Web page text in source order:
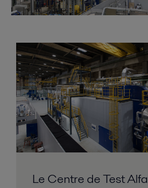
Le Centre de Test